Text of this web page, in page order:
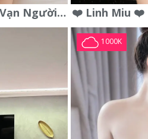
❤️An Nhiên❤️Mỹ Nữ Vạn Người Mê,Da Trắng, Mặt Xynh, Đẹp Từng
1000K